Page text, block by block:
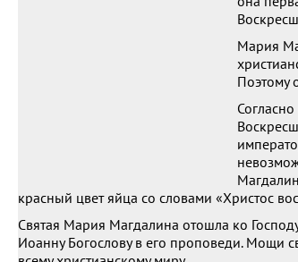
Мария
Поэтому
красный цвет яйца со словами «Христос
Святая Мария Магдалина отошла ко
Иоанну Богослову в его проповеди. Мощи